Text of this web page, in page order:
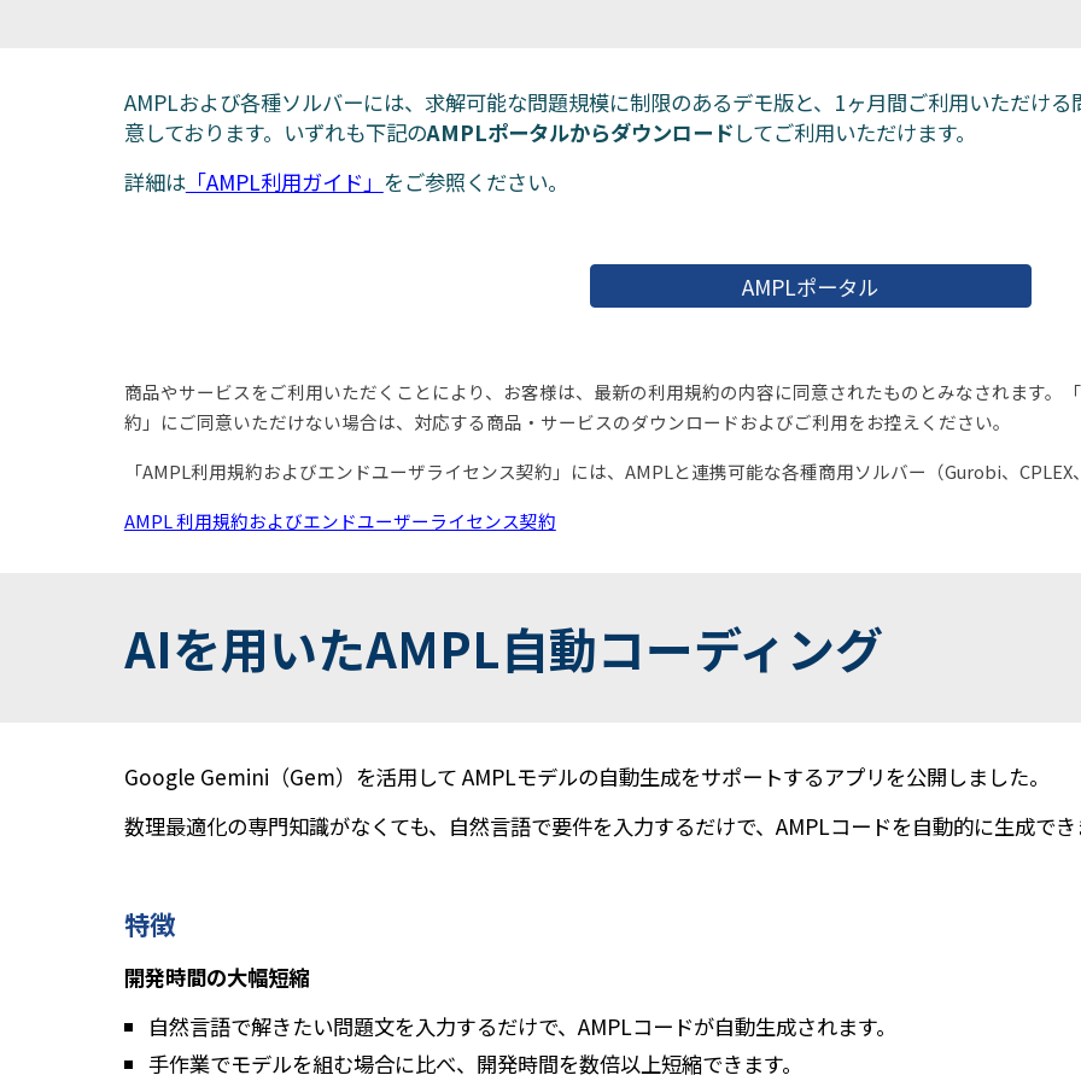
AMPLおよび各種ソルバーには、求解可能な問題規模に制限のあるデモ版と、1ヶ月間ご利用いただけ
意しております。いずれも下記のAMPLポータルからダウンロード してご利用いただけます。
詳細は「AMPL利用ガイド」 をご参照ください。
AMPLポータル
商品やサービスをご利用いただくことにより、お客様は、最新の利用規約の内容に同意されたものとみなされます。
約」 にご同意いただけない場合は、対応する商品・サービスのダウンロードおよびご利用をお控えください。
「AMPL利用規約およびエンドユーザライセンス契約」には、AMPLと連携可能な各種商用ソルバー（Gurobi、
AMPL 利用規約およびエンドユーザーライセンス契約
AIを用いたAMPL自動コーディング
Google Gemini（Gem）を活用して AMPLモデルの自動生成をサポートするアプリを公開しました。
数理最適化の専門知識がなくても、自然言語で要件を入力するだけで、AMPLコードを自動的に生成でき
特徴
開発時間の大幅短縮
自然言語で解きたい問題文を入力するだけで、AMPLコードが自動生成されます。
手作業でモデルを組む場合に比べ、開発時間を数倍以上短縮できます。